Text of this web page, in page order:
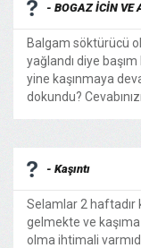
- BOGAZ İCİN VE
Balgam söktürücü
yağlandı diye
yine kaşınmaya
dokundu? Cevabınızı
- Kaşıntı
Selamlar 2 haftadır
gelmekte ve
olma ihtimali